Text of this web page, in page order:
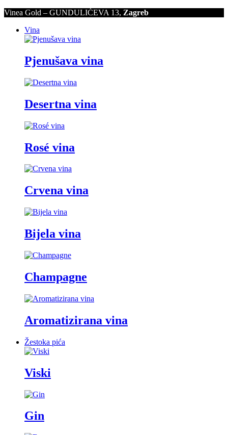
Vinea Gold – GUNDULIĆEVA 13, Zagreb
Vina
Pjenušava vina
Desertna vina
Rosé vina
Crvena vina
Bijela vina
Champagne
Aromatizirana vina
Žestoka pića
Viski
Gin